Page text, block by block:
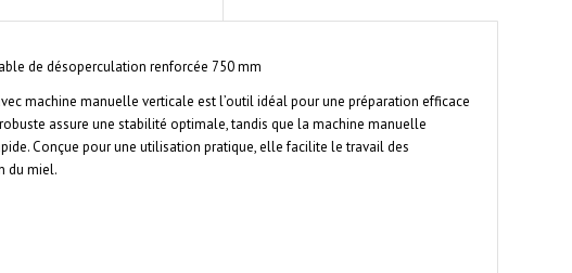
de désoperculation renforcée 750 mm
machine manuelle verticale est l’outil idéal pour une préparation efficace
assure une stabilité optimale, tandis que la machine manuelle
Conçue pour une utilisation pratique, elle facilite le travail des
du miel.